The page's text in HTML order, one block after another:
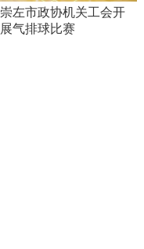
崇左市政协机关工会开
展气排球比赛